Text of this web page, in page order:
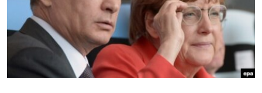
ПОБЕДИТЕЛЕЙ НЕ СУДЯТ?
КРЫМ.НЕПОКОРЕННЫЙ
УКРАИНСКАЯ ПРОБЛЕМА КРЫМА
ПРИСОЕДИНЯЙТЕСЬ!